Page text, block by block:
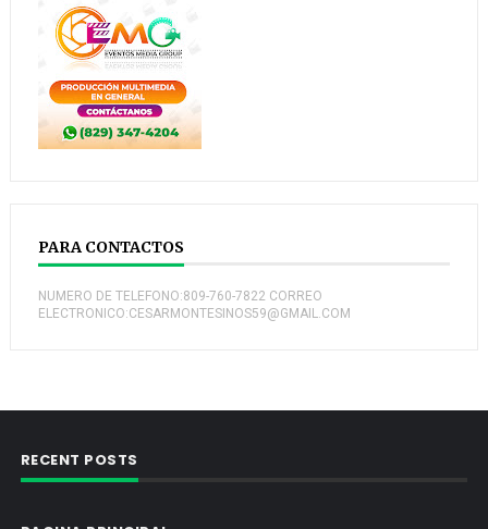
PARA CONTACTOS
NUMERO DE TELEFONO:809-760-7822 CORREO
ELECTRONICO:CESARMONTESINOS59@GMAIL.COM
RECENT POSTS